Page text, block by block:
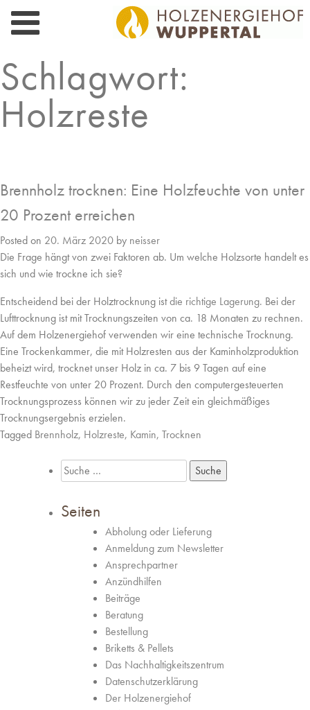
Schlagwort:
Holzreste
Brennholz trocknen: Eine Holzfeuchte von unter
20 Prozent erreichen
Posted on 20. März 2020 by neisser
Die Frage hängt von zwei Faktoren ab. Um welche Holzsorte handelt es
sich und wie trockne ich sie?
Entscheidend bei der Holztrocknung istdie richtige Lagerung. Bei der
Lufttrocknung ist mit Trocknungszeiten von ca. 18 Monaten zu rechnen.
Auf dem Holzenergiehof verwenden wir eine technische Trocknung.
Eine Trockenkammer, die mit Holzresten aus der Kaminholzproduktion
beheizt wird, trocknet unser Holz in ca. 7 bis 9 Tagen auf eine
Restfeuchte von unter 20 Prozent. Durch den computergesteuerten
Trocknungsprozess können wir zu jeder Zeit ein gleichmäßiges
Trocknungsergebnis erzielen.
Tagged Brennholz, Holzreste, Kamin, Trocknen
Suche
nach:
Seiten
Abholung oder Lieferung
Anmeldung zum Newsletter
Ansprechpartner
Anzündhilfen
Beiträge
Beratung
Bestellung
Briketts & Pellets
Das Nachhaltigkeitszentrum
Datenschutzerklärung
Der Holzenergiehof